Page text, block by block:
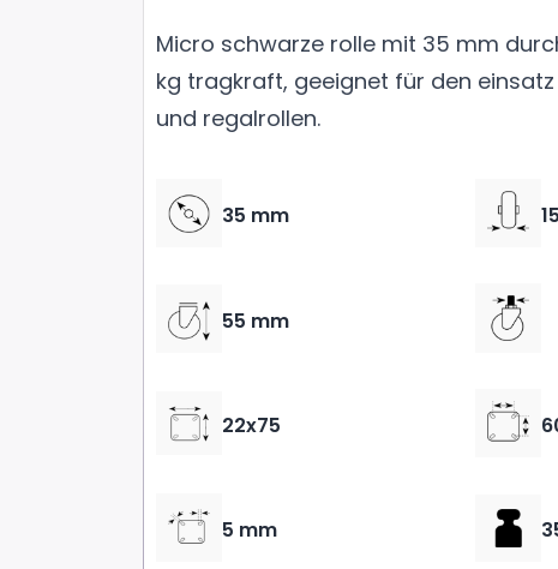
Micro schwarze rolle mit 35 mm
kg tragkraft, geeignet für den
und regalrollen.
35 mm
55 mm
22x75
5 mm